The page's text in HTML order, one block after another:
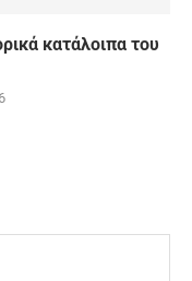
κατάλοιπα του